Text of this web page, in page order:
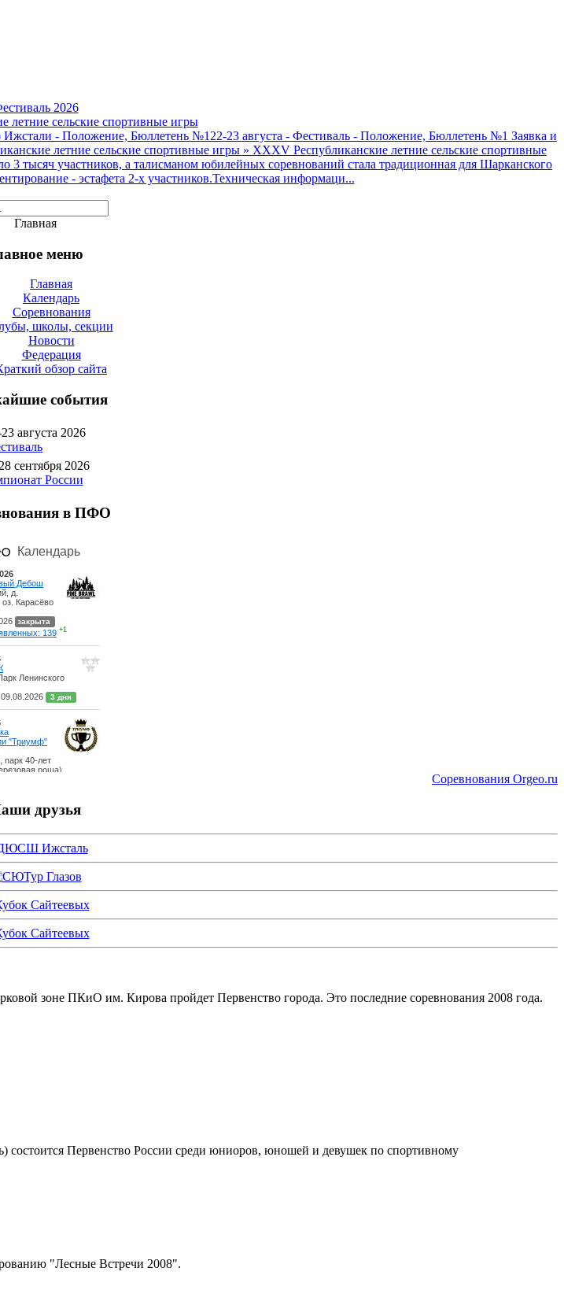
2026
летние сельские спортивные игры
Ижстали - Положение, Бюллетень №122-23 августа - Фестиваль - Положение, Бюллетень №1 Заявка и
летние сельские спортивные игры » XXXV Республиканские летние сельские спортивные
тысяч участников, а талисманом юбилейных соревнований стала традиционная для Шарканского
- эстафета 2-х участников.Техническая информаци...
Главная
меню
Главная
Календарь
Соревнования
школы, секции
Новости
Федерация
обзор сайта
события
августа 2026
сентября 2026
России
в ПФО
Соревнования Orgeo.ru
друзья
зоне ПКиО им. Кирова пройдет Первенство города. Это последние соревнования 2008 года.
состоится Первенство России среди юниоров, юношей и девушек по спортивному
"Лесные Встречи 2008".